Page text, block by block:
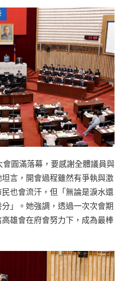
圓滿落幕，要感謝全體議員與
言，開會過程雖然有爭執與激
也會流汗，但「無論是淚水還
」。她強調，透過一次次會期
雄會在府會努力下，成為最棒